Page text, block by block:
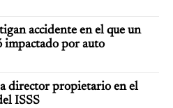
accidente en el que un
impactado por auto
director propietario en el
ISSS